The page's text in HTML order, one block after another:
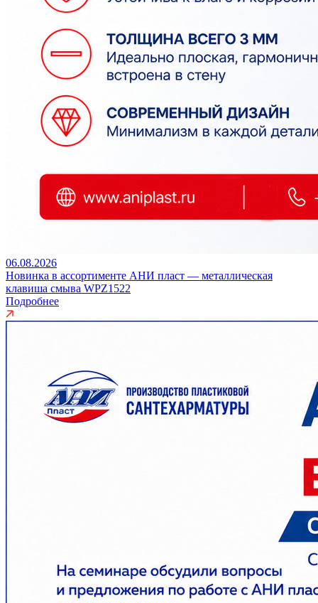
06.08.2026
Новинка в ассортименте АНИ пласт — металлическая
клавиша смыва WPZ1522
Подробнее